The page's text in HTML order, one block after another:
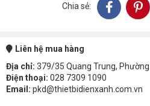
Chia sẻ:
Liên hệ mua hàng
Địa chỉ: 379/35 Quang Trung, Phường
Điện thoại: 028 7309 1090
Email: pkd@thietbidienxanh.com.vn